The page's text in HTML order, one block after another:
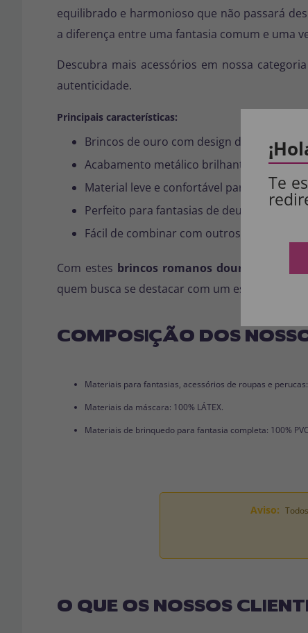
equilibrado e harmonioso que não passará
a diferença entre uma fantasia comum e uma
Descubra mais acessórios em nossa categoria
autenticidade.
Principais características:
Brincos de ouro com design de folha de
Acabamento metálico brilhante com fecho
Material leve e confortável para uso a
Perfeito para fantasias de deusa,
Fácil de combinar com outros acessórios
Com estes brincos romanos dourados,
quem busca se destacar com um estilo
COMPOSIÇÃO DOS
Materiais para fantasias, acessórios de roupas e perucas:
Materiais da máscara: 100% LÁTEX.
Materiais de brinquedo para fantasia completa: 100%
Aviso:
O QUE OS NOSSOS
Te